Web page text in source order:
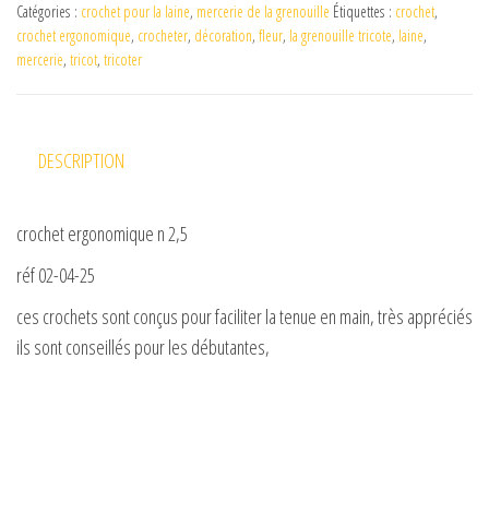
Catégories : crochet pour la laine, mercerie de la grenouille Étiquettes : crochet,
crochet ergonomique, crocheter, décoration, fleur, la grenouille tricote, laine,
mercerie, tricot, tricoter
DESCRIPTION
crochet ergonomique n 2,5
réf 02-04-25
ces crochets sont conçus pour faciliter la tenue en main, très appréciés
ils sont conseillés pour les débutantes,